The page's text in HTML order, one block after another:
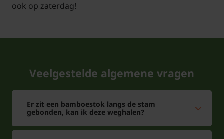
ook op zaterdag!
Veelgestelde algemene vragen
Er zit een bamboestok langs de stam
gebonden, kan ik deze weghalen?